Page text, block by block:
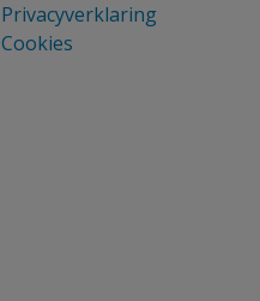
Privacyverklaring
Cookies